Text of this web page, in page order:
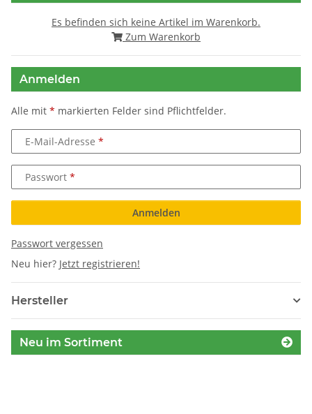
Es befinden sich keine Artikel im Warenkorb.
Zum Warenkorb
Anmelden
Alle mit * markierten Felder sind Pflichtfelder.
E-Mail-Adresse
Passwort
Anmelden
Passwort vergessen
Neu hier? Jetzt registrieren!
Hersteller
Neu im Sortiment